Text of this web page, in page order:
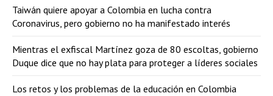
Taiwán quiere apoyar a Colombia en lucha contra
Coronavirus, pero gobierno no ha manifestado interés
Mientras el exfiscal Martínez goza de 80 escoltas, gobierno
Duque dice que no hay plata para proteger a líderes sociales
Los retos y los problemas de la educación en Colombia